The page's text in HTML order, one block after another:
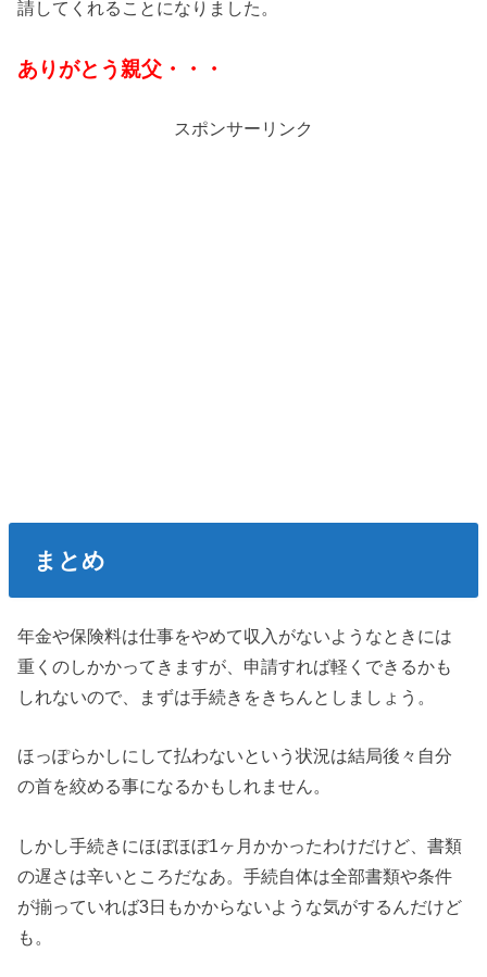
請してくれることになりました。
ありがとう親父・・・
スポンサーリンク
まとめ
年金や保険料は仕事をやめて収入がないようなときには
重くのしかかってきますが、申請すれば軽くできるかも
しれないので、まずは手続きをきちんとしましょう。
ほっぽらかしにして払わないという状況は結局後々自分
の首を絞める事になるかもしれません。
しかし手続きにほぼほぼ1ヶ月かかったわけだけど、書類
の遅さは辛いところだなあ。手続自体は全部書類や条件
が揃っていれば3日もかからないような気がするんだけど
も。